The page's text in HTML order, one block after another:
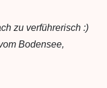
zu verführerisch :)
Bodensee,